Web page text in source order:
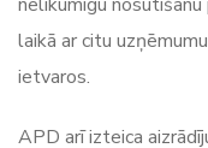
laikā ar citu
ietvaros.
APD arī izteica